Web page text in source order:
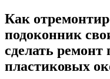
Как
подоконник
сделать ремонт
пластиковых